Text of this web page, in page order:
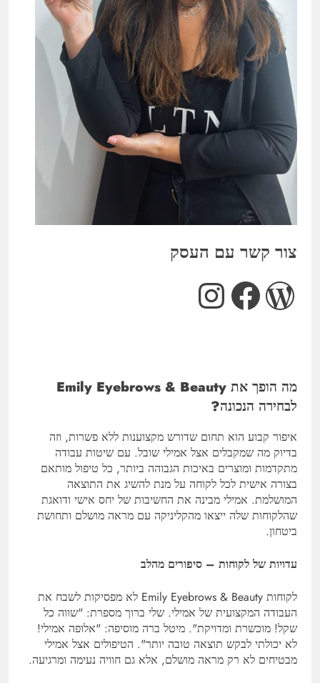
צור קשר עם העסק
WordPress
Facebook
Instagram
מה הופך את Emily Eyebrows & Beauty
לבחירה הנכונה?
איפור קבוע הוא תחום שדורש מקצוענות ללא פשרות, וזה
בדיוק מה שמקבלים אצל אמילי שובל. עם שיטות עבודה
מתקדמות ומוצרים באיכות הגבוהה ביותר, כל טיפול מותאם
בצורה אישית לכל לקוחה על מנת להשיג את התוצאה
המושלמת. אמילי מבינה את החשיבות של יחס אישי ודואגת
שהלקוחות שלה ייצאו מהקליניקה עם מראה מושלם ותחושת
ביטחון.
עדויות של לקוחות – סיפורים מהלב
לקוחות Emily Eyebrows & Beauty לא מפסיקות לשבח את
העבודה המקצועית של אמילי. שלי ברוך מספרת: "שווה כל
שקל! מוכשרת ומדויקת". מיטל ברה מוסיפה: "אלופה אמילי!
לא יכולתי לבקש תוצאה טובה יותר". הטיפולים אצל אמילי
מבטיחים לא רק מראה מושלם, אלא גם חוויה נעימה ומרגיעה.